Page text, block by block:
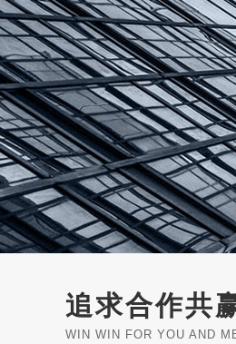
追求合作共
WIN WIN FOR YOU AND